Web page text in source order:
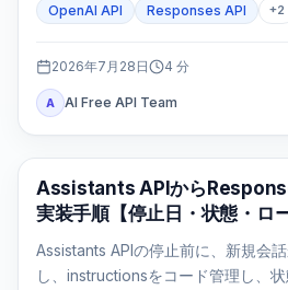
OpenAI API Responses API +2
2026年7月28日 4 分
A AI Free API Team
APIガイド
Assistants APIから
実装手順【停止日・状態・ロ
Assistants APIの停止前に、新規会
し、instructionsをコード管理し、